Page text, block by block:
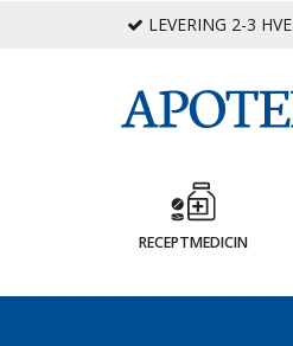
LEVERING 2-3
RECEPTMEDICIN